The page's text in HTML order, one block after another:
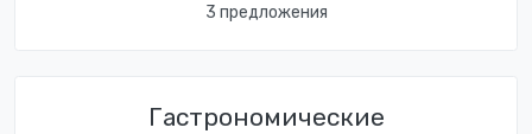
3 предложения
Гастрономические